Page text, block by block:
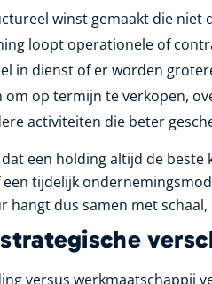
winst gemaakt die niet
loopt operationele of
in dienst of er worden
om op termijn te verkopen,
activiteiten die beter
een holding altijd de beste
tijdelijk
hangt dus samen met
versus werkmaatschappij